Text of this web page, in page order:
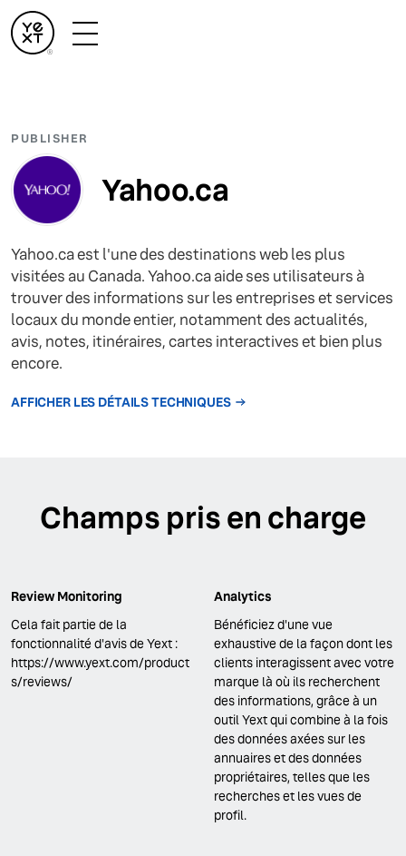
PUBLISHER
Yahoo.ca
Yahoo.ca est l'une des destinations web les plus
visitées au Canada. Yahoo.ca aide ses utilisateurs à
trouver des informations sur les entreprises et services
locaux du monde entier, notamment des actualités,
avis, notes, itinéraires, cartes interactives et bien plus
encore.
AFFICHER LES DÉTAILS TECHNIQUES
Champs pris en charge
Review Monitoring
Cela fait partie de la
fonctionnalité d'avis de Yext :
https://www.yext.com/product
s/reviews/
Analytics
Bénéficiez d'une vue
exhaustive de la façon dont les
clients interagissent avec votre
marque là où ils recherchent
des informations, grâce à un
outil Yext qui combine à la fois
des données axées sur les
annuaires et des données
propriétaires, telles que les
recherches et les vues de
profil.